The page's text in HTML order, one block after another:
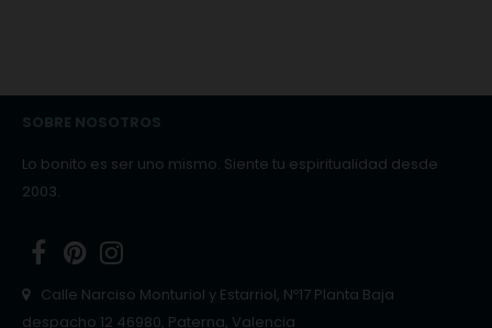
SOBRE NOSOTROS
Lo bonito es ser uno mismo. Siente tu espiritualidad desde
2003.
FacebookPinterest
Calle Narciso Monturiol y Estarriol, Nº17 Planta Baja
despacho 12 46980, Paterna, Valencia